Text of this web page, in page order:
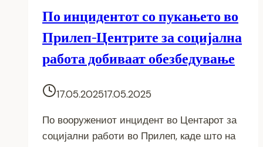
По инцидентот со пукањето во
Прилеп-Центрите за социјална
работа добиваат обезбедување
17.05.202517.05.2025
По вооружениот инцидент во Центарот за
социјални работи во Прилеп, каде што на